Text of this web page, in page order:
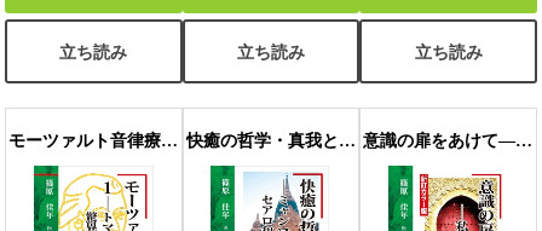
◎コマクで感じるのが気導音で身体で感じるのが骨導音
◎羊水に浸かっている胎児の耳は水中聴覚で音を聞いている？
◎赤ちゃんが聞いているのはお母さんのしゃべる声
◎再びイルカ療法、音が生命進化のふるさとに戻る時
◎海とイルカの体験、自閉症（耳閉症）が治るわけ
◎耳の胎内回帰に気づいたトマティス博士
◎胎内の聴覚を呼び起こす骨導ヘッドフォンの効果
立ち読み 立ち読み 立ち読み
モーツァルト音律療法１――トマティス博士・驚異の聴覚理論入門 快癒の哲学・真我と［私］――ミャンマーの高僧・セアロ和尚との魂の対話 意識の扉をあけて――私と人生のはじまり